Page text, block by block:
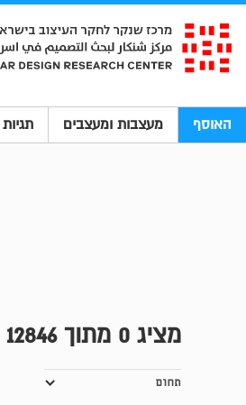
האוסף מעצבות ומעצבים תגיות
מציג 0 מתוך 12846 פריטי עיצוב
תחום